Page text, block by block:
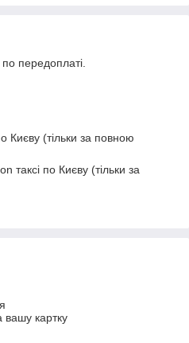
передоплаті.
Києву (тільки за повною
таксі по Києву (тільки за
вашу картку